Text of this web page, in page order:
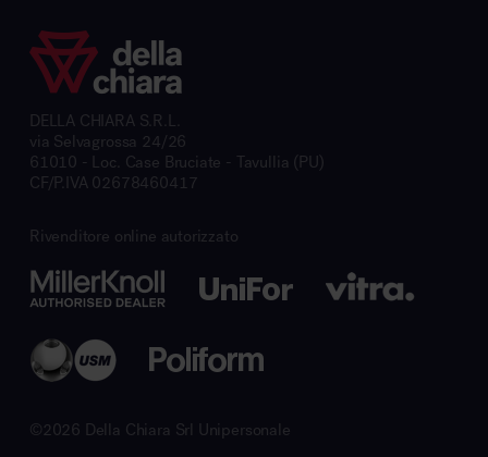
DELLA CHIARA S.R.L.
via Selvagrossa 24/26
61010 - Loc. Case Bruciate - Tavullia (PU)
CF/P.IVA 02678460417
Rivenditore online autorizzato
©2026 Della Chiara Srl Unipersonale